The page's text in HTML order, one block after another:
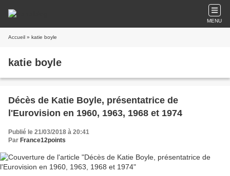
MENU
Accueil » katie boyle
katie boyle
Décès de Katie Boyle, présentatrice de
l'Eurovision en 1960, 1963, 1968 et 1974
Publié le 21/03/2018 à 20:41
Par France12points